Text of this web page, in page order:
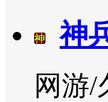
神
网游/